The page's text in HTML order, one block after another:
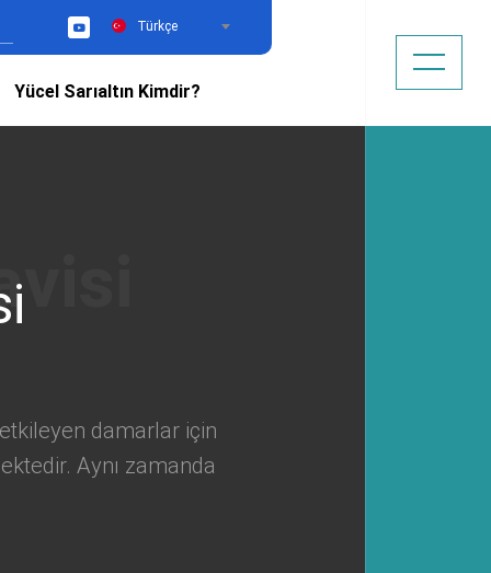
YouTubeTürkçe
Yücel Sarıaltın Kimdir?
damarlar için
Aynı zamanda